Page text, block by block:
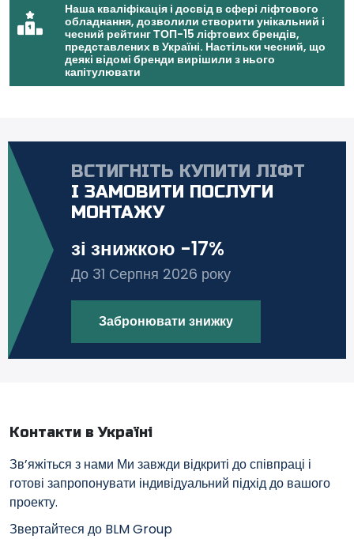
Наша кваліфікація і досвід в сфері ліфтового
обладнання, дозволили створити унікальний і
чесний рейтинг ТОП-15 ліфтових брендів,
представлених в Україні. Настільки чесний, що
деякі відомі бренди вирішили з нього
капітулювати
ВСТИГНІТЬ КУПИТИ ЛІФТ
І ЗАМОВИТИ ПОСЛУГИ
МОНТАЖУ
зі знижкою -17%
До 31 Серпня 2026 року
Забронювати знижку
Контакти в Україні
Зв’яжіться з нами Ми завжди відкриті до співпраці і
готові запропонувати індивідуальний підхід до вашого
проекту.
Звертайтеся до BLM Group